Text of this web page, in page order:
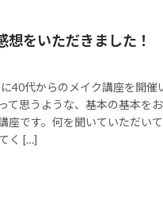
想をいただきました！
40代からのメイク講座を開催
て思うような、基本の基本を
座です。何を聞いていただいて
く […]